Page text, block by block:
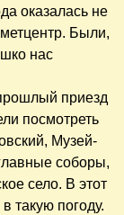
оказалась не
Были,
нас
приезд
посмотреть
Музей-
соборы,
село. В этот
такую погоду.